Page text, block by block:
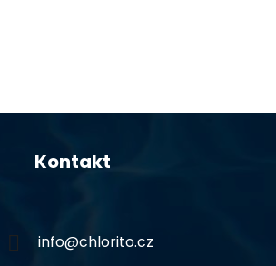
Kontakt
info@chlorito.cz